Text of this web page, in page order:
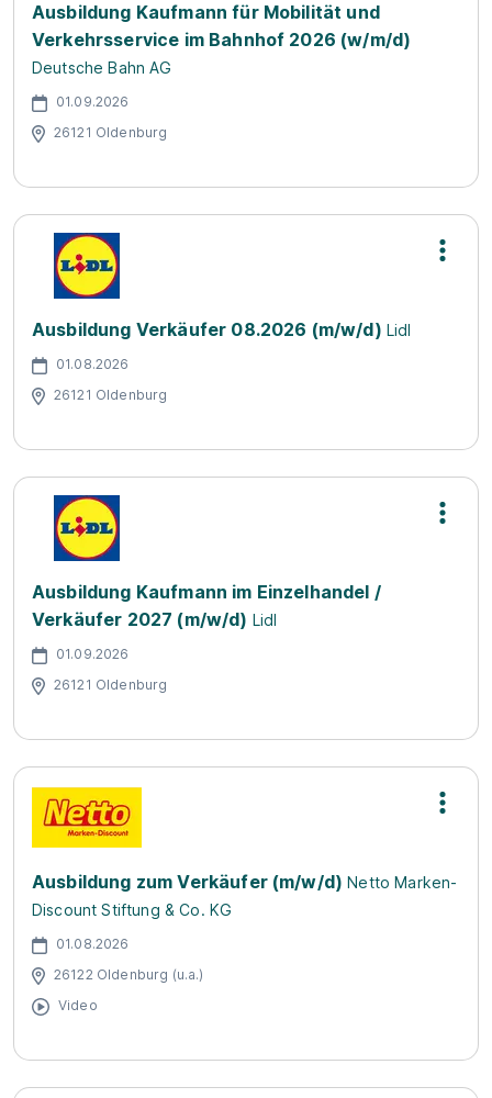
Ausbildung Kaufmann für Mobilität und
Verkehrsservice im Bahnhof 2026 (w/m/d)
Deutsche Bahn AG
01.09.2026
26121 Oldenburg
Ausbildung Verkäufer 08.2026 (m/w/d) Lidl
01.08.2026
26121 Oldenburg
Ausbildung Kaufmann im Einzelhandel /
Verkäufer 2027 (m/w/d) Lidl
01.09.2026
26121 Oldenburg
Ausbildung zum Verkäufer (m/w/d) Netto Marken-
Discount Stiftung & Co. KG
01.08.2026
26122 Oldenburg (u.a.)
Video